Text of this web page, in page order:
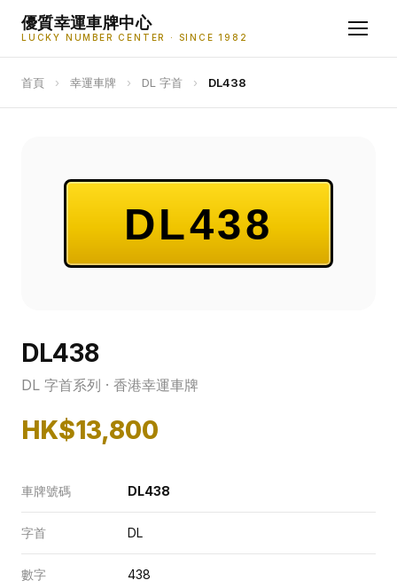
優質幸運車牌中心
LUCKY NUMBER CENTER · SINCE 1982
首頁 › 幸運車牌 › DL 字首 › DL438
DL438
DL438
DL 字首系列 · 香港幸運車牌
HK$13,800
車牌號碼 DL438
字首 DL
數字 438